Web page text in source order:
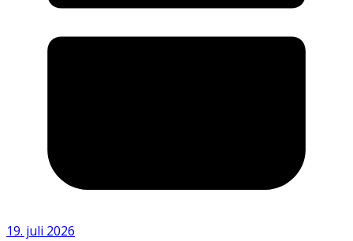
19. juli 2026